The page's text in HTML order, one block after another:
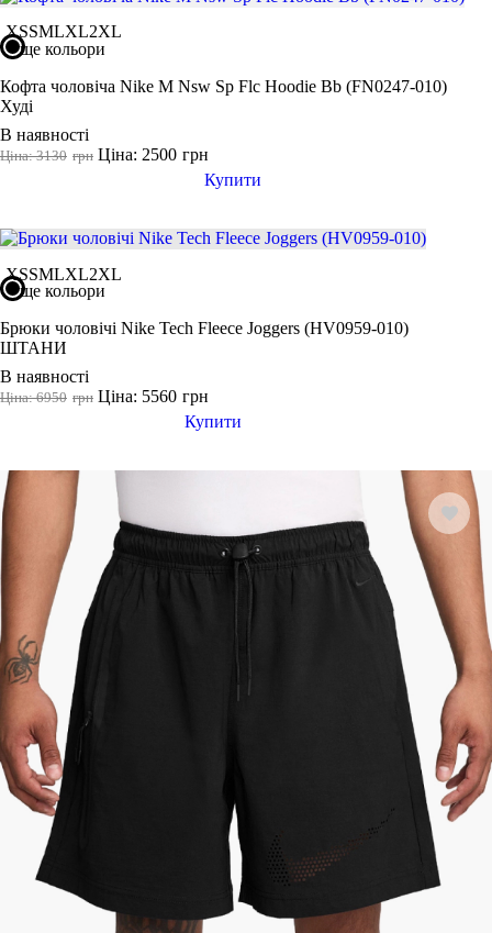
XSSMLXL2XL
ще кольори
Кофта чоловіча Nike M Nsw Sp Flc Hoodie Bb (FN0247-010)
Худі
В наявності
грн
Ціна: 3130 грн
Ціна: 2500
Купити
XSSMLXL2XL
ще кольори
Брюки чоловічі Nike Tech Fleece Joggers (HV0959-010)
ШТАНИ
В наявності
грн
Ціна: 6950 грн
Ціна: 5560
Купити